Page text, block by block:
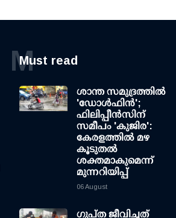
Must read
M
ശാന്ത സമുദ്രത്തില്‍
'ഡോള്‍ഫിന്‍';
ഫിലിപ്പീന്‍സിന്
സമീപം 'കുജിര':
കേരളത്തില്‍ മഴ
കൂടുതല്‍
ശക്തമാകുമെന്ന്
മുന്നറിയിപ്പ്
06 August
ഗുപ്ത ജീവിച്ചത്